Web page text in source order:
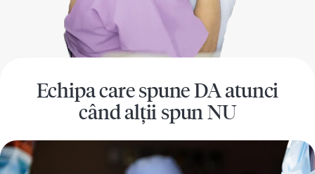
Echipa care spune DA atunci
când alții spun NU